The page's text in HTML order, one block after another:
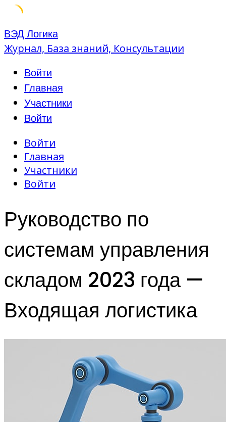
Skip
to
ВЭД Логика
Журнал, База знаний, Консультации
Войти
Главная
Участники
Войти
Войти
Главная
Участники
Войти
Руководство по
системам управления
складом 2023 года —
Входящая логистика